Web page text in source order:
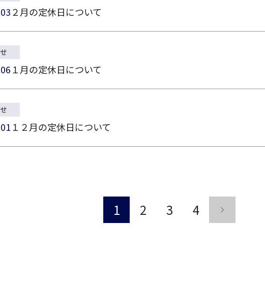
２月の定休日について
１月の定休日について
１２月の定休日について
1 2 3 4